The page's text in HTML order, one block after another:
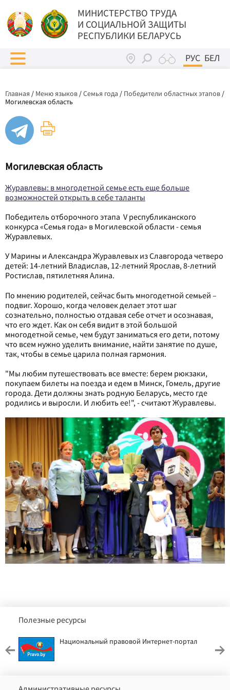
МИНИСТЕРСТВО ТРУДА
И СОЦИАЛЬНОЙ ЗАЩИТЫ
РЕСПУБЛИКИ БЕЛАРУСЬ
РУС БЕЛ
Главная / Меню языков /Семья года / Победители областных этапов /
Могилевская область
Могилевская область
Журавлевы: в многодетной семье есть еще больше
возможностей открыть в себе таланты
Победитель отборочного этапа V республиканского
конкурса «Семья года» в Могилевской области - семья
Журавлевых.
У Марины и Александра Журавлевых из Славгорода четверо
детей: 14-летний Владислав, 12-летний Ярослав, 8-летний
Ростислав, пятилетняя Алина.
По мнению родителей, сейчас быть многодетной семьей –
подвиг. Хорошо, когда человек делает этот шаг
сознательно, полностью отдавая себе отчет и осознавая,
что его ждет. Как он себя видит в этой большой
многодетной семье, чем будут заниматься его дети, потому
что всем нужно уделить внимание, найти занятие по душе,
так, чтобы в семье царила полная гармония.
"Мы любим путешествовать все вместе: берем рюкзаки,
покупаем билеты на поезда и едем в Минск, Гомель, другие
города. Дети должны знать родную Беларусь, место где
родились и выросли. И любить ее!", - считают Журавлевы.
Полезные ресурсы
Национальный правовой Интернет-портал